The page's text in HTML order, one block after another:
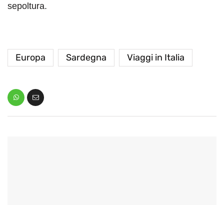
sepoltura.
Europa Sardegna Viaggi in Italia